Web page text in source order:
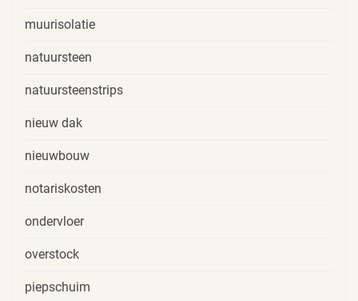
muurisolatie
natuursteen
natuursteenstrips
nieuw dak
nieuwbouw
notariskosten
ondervloer
overstock
piepschuim